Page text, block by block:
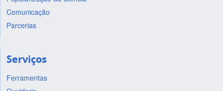
Comunicação
Parcerias
Serviços
Ferramentas